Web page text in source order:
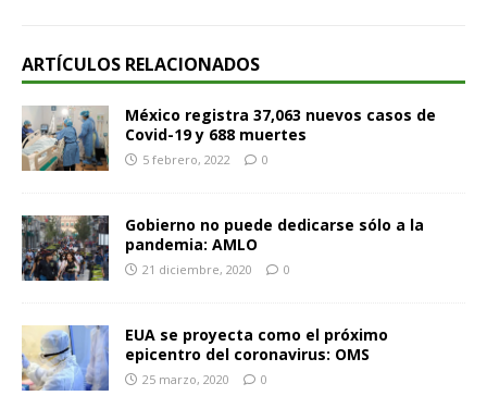
ARTÍCULOS RELACIONADOS
México registra 37,063 nuevos casos de
Covid-19 y 688 muertes
5 febrero, 2022 0
Gobierno no puede dedicarse sólo a la
pandemia: AMLO
21 diciembre, 2020 0
EUA se proyecta como el próximo
epicentro del coronavirus: OMS
25 marzo, 2020 0